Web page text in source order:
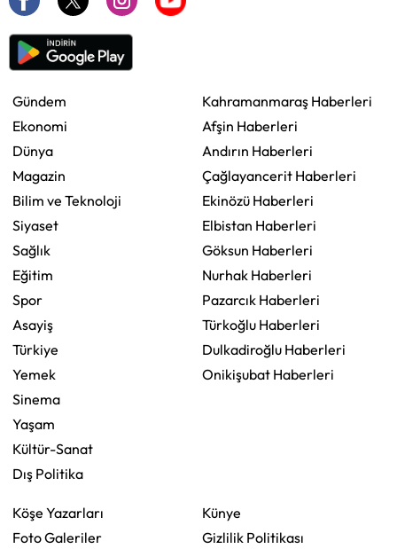
Gündem
Ekonomi
Dünya
Magazin
Bilim ve Teknoloji
Siyaset
Sağlık
Eğitim
Spor
Asayiş
Türkiye
Yemek
Sinema
Yaşam
Kültür-Sanat
Dış Politika
Kahramanmaraş Haberleri
Afşin Haberleri
Andırın Haberleri
Çağlayancerit Haberleri
Ekinözü Haberleri
Elbistan Haberleri
Göksun Haberleri
Nurhak Haberleri
Pazarcık Haberleri
Türkoğlu Haberleri
Dulkadiroğlu Haberleri
Onikişubat Haberleri
Köşe Yazarları
Foto Galeriler
Künye
Gizlilik Politikası